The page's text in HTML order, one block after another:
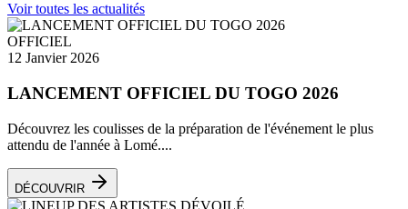
Voir toutes les actualités
OFFICIEL
12 Janvier 2026
LANCEMENT OFFICIEL DU TOGO 2026
Découvrez les coulisses de la préparation de l'événement le plus
attendu de l'année à Lomé....
DÉCOUVRIR